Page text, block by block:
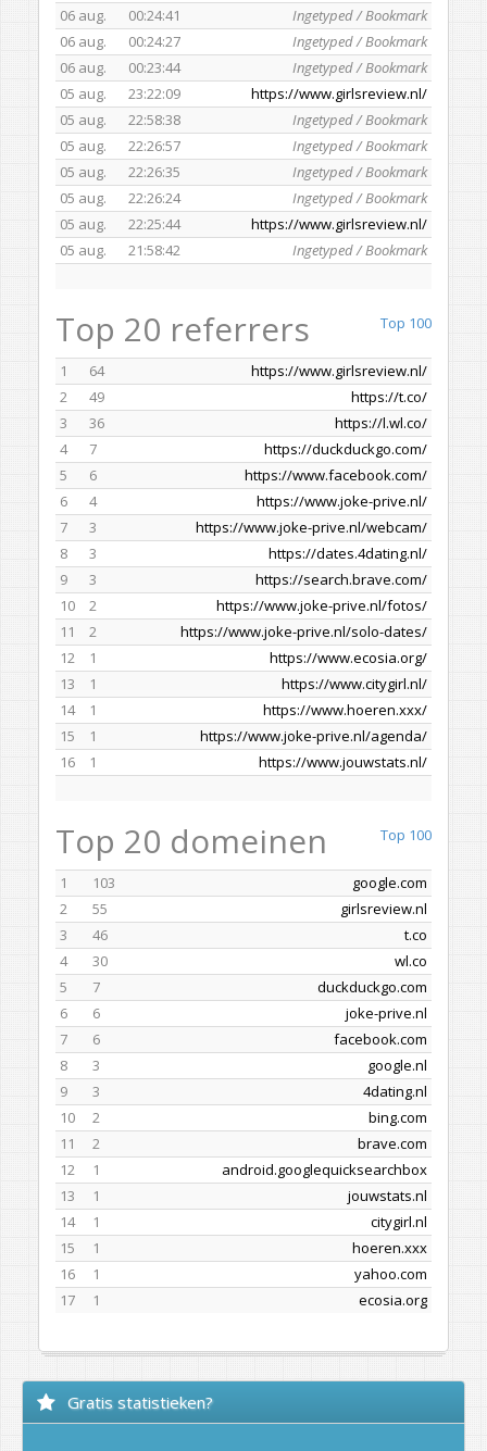
06 aug.
00:24:41
Ingetyped / Bookmark
06 aug.
00:24:27
Ingetyped / Bookmark
06 aug.
00:23:44
Ingetyped / Bookmark
05 aug.
23:22:09
https://www.girlsreview.nl/
05 aug.
22:58:38
Ingetyped / Bookmark
05 aug.
22:26:57
Ingetyped / Bookmark
05 aug.
22:26:35
Ingetyped / Bookmark
05 aug.
22:26:24
Ingetyped / Bookmark
05 aug.
22:25:44
https://www.girlsreview.nl/
05 aug.
21:58:42 Ingetyped / Bookmark
Top 100
Top 20 referrers
1 64
https://www.girlsreview.nl/
2
49
https://t.co/
3
36
https://l.wl.co/
4
7
https://duckduckgo.com/
5
6
https://www.facebook.com/
6
4
https://www.joke-prive.nl/
7
3
https://www.joke-prive.nl/webcam/
8
3
https://dates.4dating.nl/
9
3
https://search.brave.com/
10
2
https://www.joke-prive.nl/fotos/
11
2
https://www.joke-prive.nl/solo-dates/
12
1
https://www.ecosia.org/
13
1
https://www.citygirl.nl/
14
1
https://www.hoeren.xxx/
15
1
https://www.joke-prive.nl/agenda/
16
1 https://www.jouwstats.nl/
Top 100
Top 20 domeinen
1 103
google.com
2
55
girlsreview.nl
3
46
t.co
4
30
wl.co
5
7
duckduckgo.com
6
6
joke-prive.nl
7
6
facebook.com
8
3
google.nl
9
3
4dating.nl
10
2
bing.com
11
2
brave.com
12
1
android.googlequicksearchbox
13
1
jouwstats.nl
14
1
citygirl.nl
15
1
hoeren.xxx
16
1
yahoo.com
17
1 ecosia.org
Gratis statistieken?